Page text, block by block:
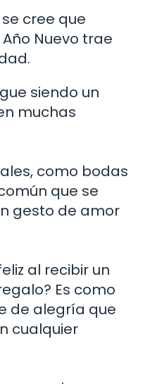
cree que
Nuevo trae
siendo un
muchas
como bodas
que se
gesto de amor
al recibir un
Es como
de alegría que
cualquier